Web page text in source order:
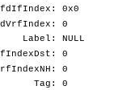
0x0
0
NULL
0
0
0